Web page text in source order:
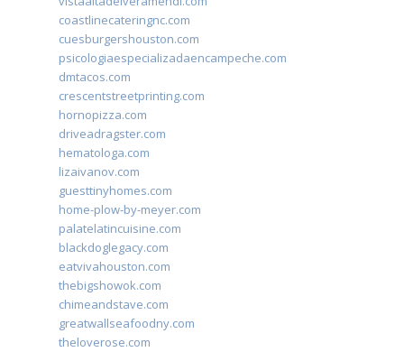
coastlinecateringnc.com
cuesburgershouston.com
psicologiaespecializadaencampeche.com
dmtacos.com
crescentstreetprinting.com
hornopizza.com
driveadragster.com
hematologa.com
lizaivanov.com
guesttinyhomes.com
home-plow-by-meyer.com
palatelatincuisine.com
blackdoglegacy.com
eatvivahouston.com
thebigshowok.com
chimeandstave.com
greatwallseafoodny.com
theloverose.com